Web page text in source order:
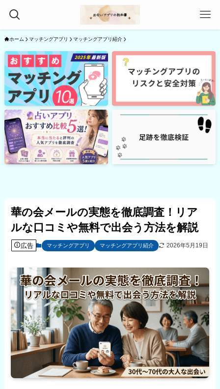
ホーム マッチングアプリ マッチングアプリ紹介
華の会メールの実態を徹底調査！リア
ルな口コミや無料で出会う方法を解説
広告 マッチングアプリ マッチングアプリ紹介 2026年5月19日